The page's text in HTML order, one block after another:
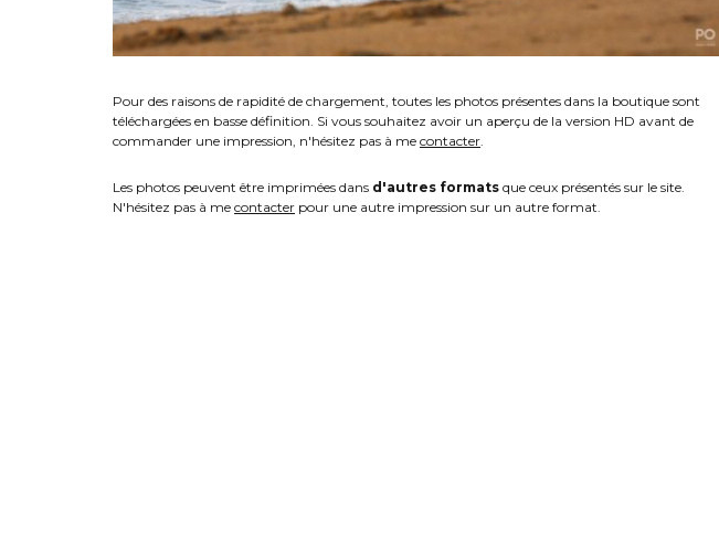
Pour des raisons de rapidité de chargement, toutes les photos présentes dans la boutique sont
téléchargées en basse définition. Si vous souhaitez avoir un aperçu de la version HD avant de
commander une impression, n'hésitez pas à me contacter.
Les photos peuvent être imprimées dans d'autres formats que ceux présentés sur le site.
N'hésitez pas à me contacter pour une autre impression sur un autre format.